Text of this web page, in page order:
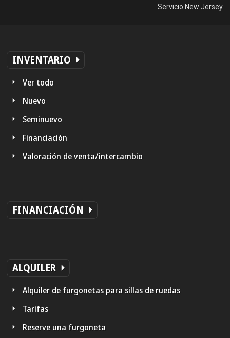
Servicio New Jersey
INVENTARIO
Ver todo
Nuevo
Seminuevo
Financiación
Valoración de venta/intercambio
FINANCIACIÓN
ALQUILER
Alquiler de furgonetas para sillas de ruedas
Tarifas
Reserve una furgoneta